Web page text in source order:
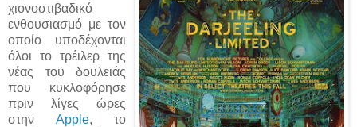
χιονοστιβαδικό
ενθουσιασμό με τον
οποίο υποδέχονται
όλοι το τρέιλερ της
νέας του δουλειάς
που κυκλοφόρησε
πριν λίγες ώρες
στην Apple, το